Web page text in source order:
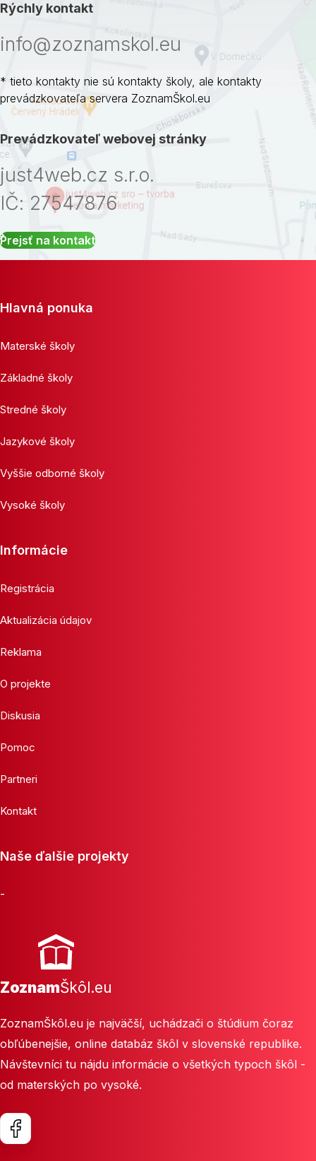
Rýchly kontakt
info@zoznamskol.eu
* tieto kontakty nie sú kontakty školy, ale kontakty
prevádzkovateľa servera ZoznamŠkol.eu
Prevádzkovateľ webovej stránky
just4web.cz s.r.o.
IČ: 27547876
Prejsť na kontakt
Hlavná ponuka
Materské školy
Základné školy
Stredné školy
Jazykové školy
Vyššie odborné školy
Vysoké školy
Informácie
Registrácia
Aktualizácia údajov
Reklama
O projekte
Diskusia
Pomoc
Partneri
Kontakt
Naše ďalšie projekty
-
ZoznamŠkôl.eu
ZoznamŠkôl.eu je najväčší, uchádzači o štúdium čoraz
obľúbenejšie, online databáz škôl v slovenské republike.
Návštevníci tu nájdu informácie o všetkých typoch škôl -
od materských po vysoké.